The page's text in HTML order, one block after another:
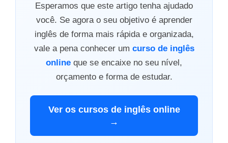
Esperamos que este artigo tenha ajudado
você. Se agora o seu objetivo é aprender
inglês de forma mais rápida e organizada,
vale a pena conhecer um curso de inglês
online que se encaixe no seu nível,
orçamento e forma de estudar.
Ver os cursos de inglês online
→